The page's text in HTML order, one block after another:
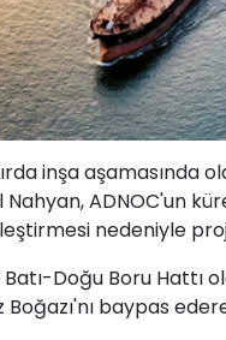
inşa aşamasında
Nahyan, ADNOC'un
nedeniyle
Batı-Doğu Boru Hattı
Boğazı'nı baypas